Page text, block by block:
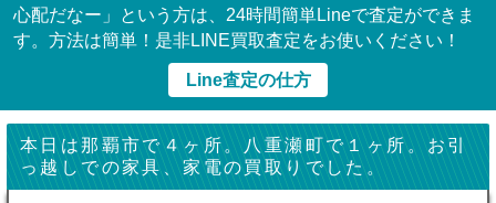
心配だなー」という方は、24時間簡単Lineで査定ができま
す。方法は簡単！是非LINE買取査定をお使いください！
Line査定の仕方
本日は那覇市で４ヶ所。八重瀬町で１ヶ所。お引
っ越しでの家具、家電の買取りでした。